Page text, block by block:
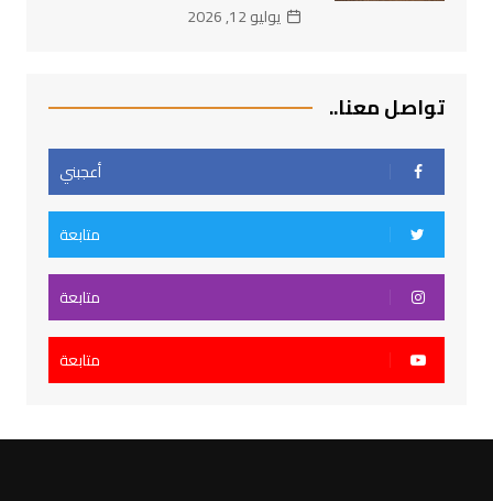
يوليو 12, 2026
تواصل معنا..
أعجبني
متابعة
متابعة
متابعة